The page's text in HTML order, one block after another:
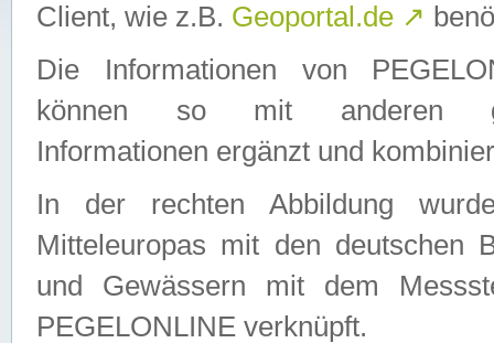
Client, wie z.B. Geoportal.de ↗
Die Informationen von
können so mit anderen
Informationen ergänzt und
In der rechten Abbildung
Mitteleuropas mit den deutschen
und Gewässern mit dem
PEGELONLINE verknüpft.